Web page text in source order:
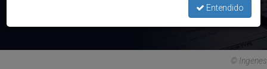
© Ingenes
Entendido